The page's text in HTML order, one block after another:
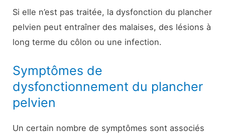
Si elle n’est pas traitée, la dysfonction du plancher
pelvien peut entraîner des malaises, des lésions à
long terme du côlon ou une infection.
Symptômes de
dysfonctionnement du plancher
pelvien
Un certain nombre de symptômes sont associés